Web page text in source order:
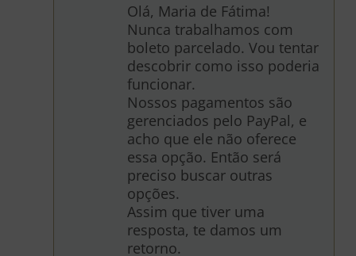
Olá, Maria de Fátima!
Nunca trabalhamos com
boleto parcelado. Vou tentar
descobrir como isso poderia
funcionar.
Nossos pagamentos são
gerenciados pelo PayPal, e
acho que ele não oferece
essa opção. Então será
preciso buscar outras
opções.
Assim que tiver uma
resposta, te damos um
retorno.